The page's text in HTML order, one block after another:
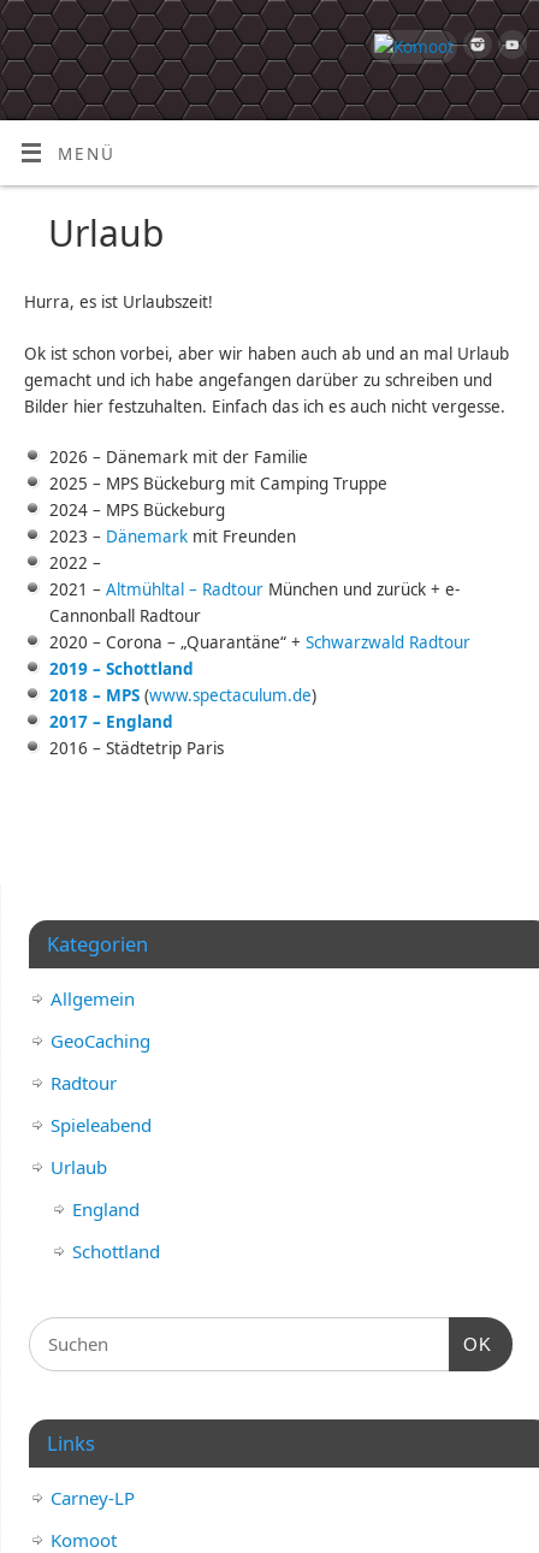
MENÜ
Urlaub
Hurra, es ist Urlaubszeit!
Ok ist schon vorbei, aber wir haben auch ab und an mal Urlaub
gemacht und ich habe angefangen darüber zu schreiben und
Bilder hier festzuhalten. Einfach das ich es auch nicht vergesse.
2026 – Dänemark mit der Familie
2025 – MPS Bückeburg mit Camping Truppe
2024 – MPS Bückeburg
2023 – Dänemarkmit Freunden
2022 –
2021 – Altmühltal – RadtourMünchen und zurück + e-
Cannonball Radtour
2020 – Corona – „Quarantäne“ + Schwarzwald Radtour
2019 – Schottland
2018 – MPS(www.spectaculum.de)
2017 – England
2016 – Städtetrip Paris
Kategorien
Allgemein
GeoCaching
Radtour
Spieleabend
Urlaub
England
Schottland
OK
Links
Carney-LP
Komoot